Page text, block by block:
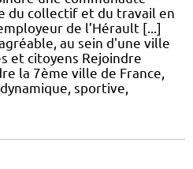
du collectif et du travail en
de l’Hérault [...]
au sein d'une ville
et citoyens Rejoindre
la 7ème ville de France,
sportive,